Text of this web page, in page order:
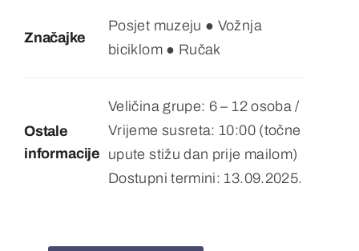
Značajke
Posjet muzeju ● Vožnja
biciklom ● Ručak
Ostale
informacije
Veličina grupe: 6 – 12 osoba /
Vrijeme susreta: 10:00 (točne
upute stižu dan prije mailom)
Dostupni termini: 13.09.2025.